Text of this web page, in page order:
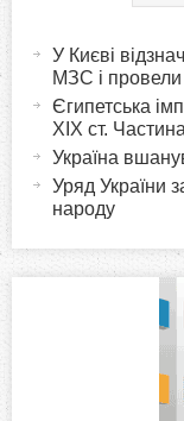
zв
к
У Києві
МЗС і провели
Єгипетська
XIX ст.
Україна
Уряд України
народу